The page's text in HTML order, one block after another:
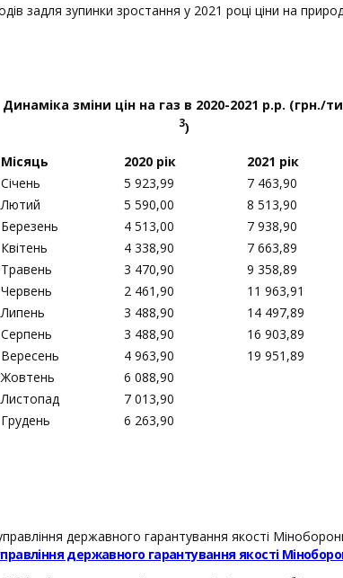
задля зупинки зростання у 2021 році ціни на
Динаміка зміни цін на газ в 2020-2021 р.р. (грн./
3)
Місяць 2020 рік
2021 рік
Січень 5 923,99
7 463,90
Лютий 5 590,00
8 513,90
Березень 4 513,00
7 938,90
Квітень 4 338,90
7 663,89
Травень 3 470,90
9 358,89
Червень 2 461,90
11 963,91
Липень 3 488,90
14 497,89
Серпень 3 488,90
16 903,89
Вересень 4 963,90
19 951,89
Жовтень
6 088,90
Листопад
7 013,90
Грудень
6 263,90
державного гарантування якості